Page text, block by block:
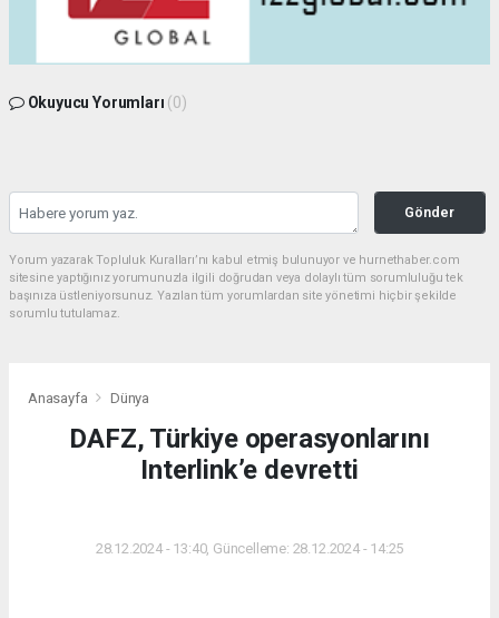
Okuyucu Yorumları (0)
Gönder
Yorum yazarak Topluluk Kuralları’nı kabul etmiş bulunuyor ve hurnethaber.com
sitesine yaptığınız yorumunuzla ilgili doğrudan veya dolaylı tüm sorumluluğu tek
başınıza üstleniyorsunuz. Yazılan tüm yorumlardan site yönetimi hiçbir şekilde
sorumlu tutulamaz.
Anasayfa Dünya
DAFZ, Türkiye operasyonlarını
Interlink’e devretti
28.12.2024 - 13:40, Güncelleme: 28.12.2024 - 14:25